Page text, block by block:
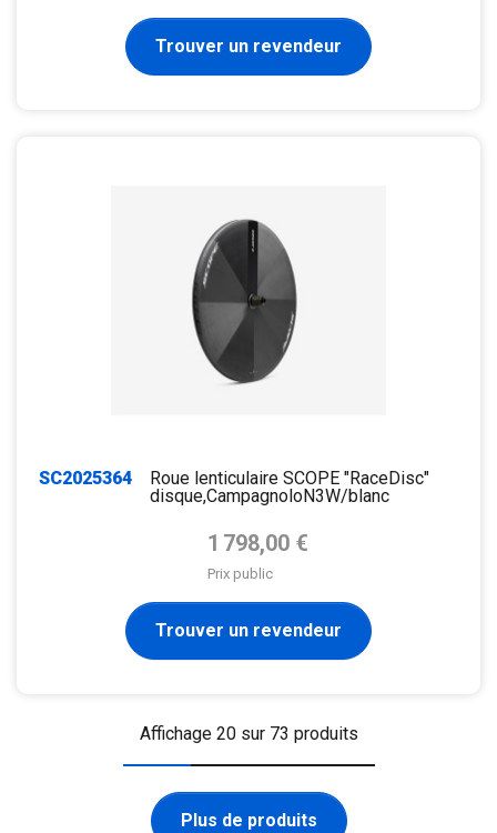
Trouver un revendeur
SC2025364
Roue lenticulaire SCOPE "RaceDisc"
disque,CampagnoloN3W/blanc
Prix de base
1 798,00 €
Prix public
Trouver un revendeur
Affichage 20 sur 73 produits
Plus de produits